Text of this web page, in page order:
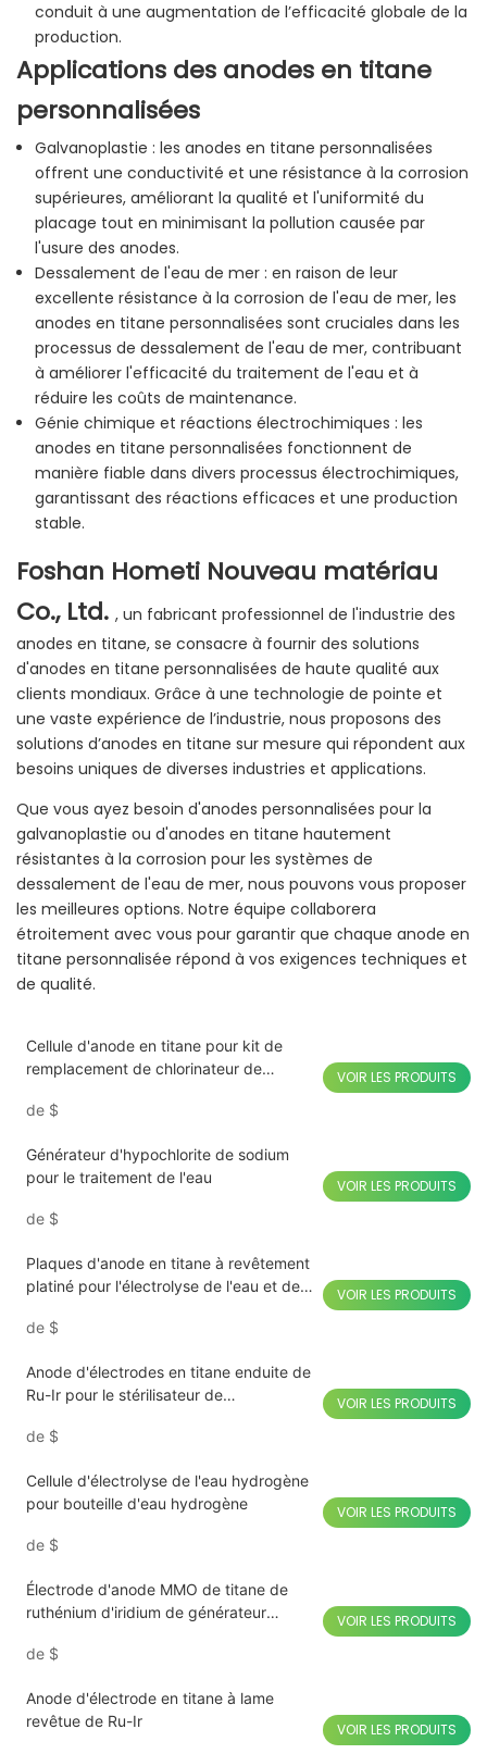
conduit à une augmentation de l’efficacité globale de la
production.
Applications des anodes en titane
personnalisées
Galvanoplastie : les anodes en titane personnalisées
offrent une conductivité et une résistance à la corrosion
supérieures, améliorant la qualité et l'uniformité du
placage tout en minimisant la pollution causée par
l'usure des anodes.
Dessalement de l'eau de mer : en raison de leur
excellente résistance à la corrosion de l'eau de mer, les
anodes en titane personnalisées sont cruciales dans les
processus de dessalement de l'eau de mer, contribuant
à améliorer l'efficacité du traitement de l'eau et à
réduire les coûts de maintenance.
Génie chimique et réactions électrochimiques : les
anodes en titane personnalisées fonctionnent de
manière fiable dans divers processus électrochimiques,
garantissant des réactions efficaces et une production
stable.
Foshan Hometi Nouveau matériau
Co., Ltd. , un fabricant professionnel de l'industrie des
anodes en titane, se consacre à fournir des solutions
d'anodes en titane personnalisées de haute qualité aux
clients mondiaux. Grâce à une technologie de pointe et
une vaste expérience de l’industrie, nous proposons des
solutions d’anodes en titane sur mesure qui répondent aux
besoins uniques de diverses industries et applications.
Que vous ayez besoin d'anodes personnalisées pour la
galvanoplastie ou d'anodes en titane hautement
résistantes à la corrosion pour les systèmes de
dessalement de l'eau de mer, nous pouvons vous proposer
les meilleures options. Notre équipe collaborera
étroitement avec vous pour garantir que chaque anode en
titane personnalisée répond à vos exigences techniques et
de qualité.
Cellule d'anode en titane pour kit de
remplacement de chlorinateur de
de $
VOIR LES PRODUITS
Générateur d'hypochlorite de sodium
pour le traitement de l'eau
de $
VOIR LES PRODUITS
Plaques d'anode en titane à revêtement
platiné pour l'électrolyse de l'eau et de
de $
VOIR LES PRODUITS
Anode d'électrodes en titane enduite de
Ru-Ir pour le stérilisateur de
de $
VOIR LES PRODUITS
Cellule d'électrolyse de l'eau hydrogène
pour bouteille d'eau hydrogène
de $
VOIR LES PRODUITS
Électrode d'anode MMO de titane de
ruthénium d'iridium de générateur
de $
VOIR LES PRODUITS
Anode d'électrode en titane à lame
revêtue de Ru-Ir
VOIR LES PRODUITS